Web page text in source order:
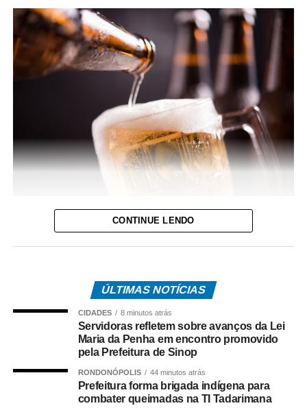
Assessoria
e características de uma das bebidas mais apreciadas do
universo cervejeiro reúne diferentes famílias, estilos,
processos de produção e características sensoriais que
influenciam diretamente a experiência de consumo.
O interesse do brasileiro pelo universo cervejeiro
cresceu nos últimos anos, impulsionando a busca por
CONTINUE LENDO
ÚLTIMAS NOTÍCIAS
CIDADES 8 minutos atrás
Servidoras refletem sobre avanços da Lei
Maria da Penha em encontro promovido
pela Prefeitura de Sinop
RONDONÓPOLIS 44 minutos atrás
Prefeitura forma brigada indígena para
combater queimadas na TI Tadarimana